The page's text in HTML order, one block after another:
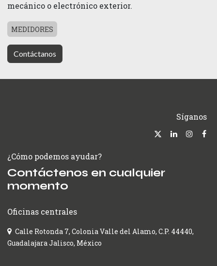
mecánico o electrónico exterior.
MEDIDORES
Contáctanos
Síganos
¿Cómo podemos ayudar?
Contáctenos en cualquier
momento
Oficinas centrales
Calle Rotonda 7, Colonia Valle del Alamo, C.P. 44440,
Guadalajara Jalisco, México